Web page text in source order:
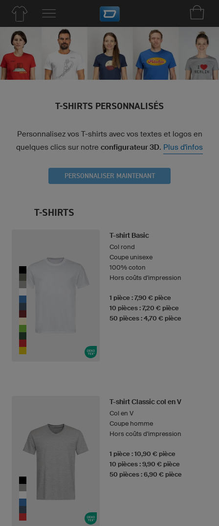
T-SHIRTS PERSONNALISÉS
Personnalisez vos T-shirts avec vos textes et logos en
quelques clics sur notre configurateur 3D. Plus d'infos
PERSONNALISER MAINTENANT
T-SHIRTS
T-shirt Basic
Col rond
Coupe unisexe
100% coton
Hors coûts d'impression
1 pièce : 7,90 € pièce
10 pièces : 7,20 € pièce
50 pièces : 4,70 € pièce
T-shirt Classic col en V
Col en V
Coupe homme
Hors coûts d'impression
1 pièce : 10,90 € pièce
10 pièces : 9,90 € pièce
50 pièces : 6,90 € pièce